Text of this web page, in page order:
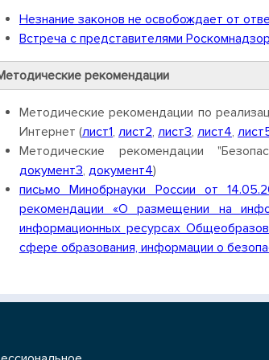
Незнание законов не освобождает от
Встреча с представителями
рекомендации
Методические рекомендации по
Интернет (лист1, лист2, лист3, лист4,
Методические рекомендации
документ3, документ4)
письмо Минобрнауки России от
рекомендации «О размещении на
информационных ресурсах
сфере образования, информации о